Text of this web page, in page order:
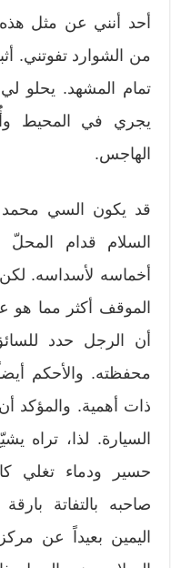
أحد أنني عن مثل هذه
من الشوارد تفوتني.
تمام المشهد. يحلو
يجري في المحيط
الهاجس.
قد يكون السي
السلام قدام المحلّ
أخماسه لأسداسه.
الموقف أكثر مما هو
أن الرجل حدد
محفظته. والأحكم
ذات أهمية. والمؤكد
السيارة. لذا، تراه
حسير ودماء تغلي
صاحبه بالتفاتة
اليمين بعيداً عن